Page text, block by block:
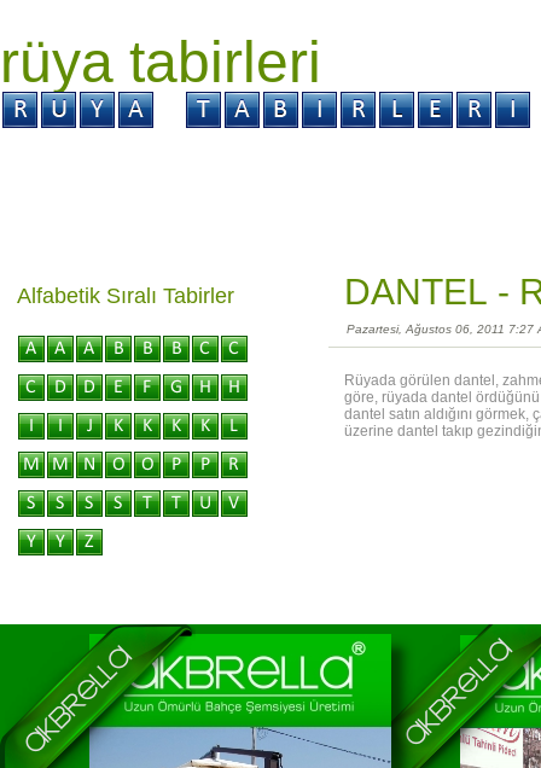
rüya tabirleri
DANTEL -
Pazartesi, Ağustos 06, 2011 7:27
Rüyada görülen dantel,
göre, rüyada dantel
dantel satın aldığını
üzerine dantel takıp
Alfabetik Sıralı Tabirler